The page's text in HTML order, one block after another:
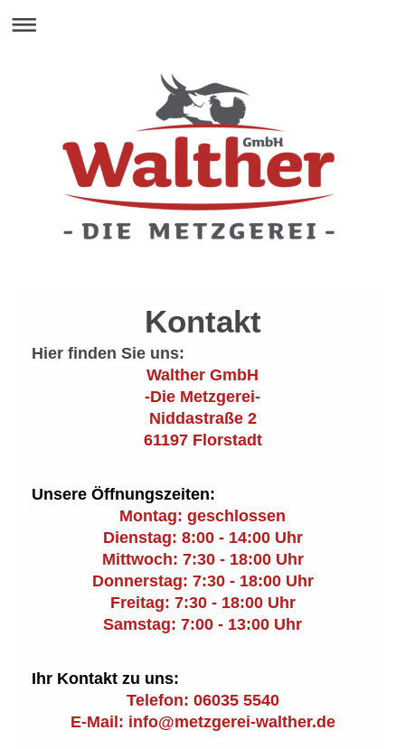
Kontakt
Hier finden Sie uns:
Walther GmbH
-Die Metzgerei-
Niddastraße 2
61197 Florstadt
Unsere Öffnungszeiten:
Montag: geschlossen
Dienstag: 8:00 - 14:00 Uhr
Mittwoch: 7:30 - 18:00 Uhr
Donnerstag: 7:30 - 18:00 Uhr
Freitag: 7:30 - 18:00 Uhr
Samstag: 7:00 - 13:00 Uhr
Ihr Kontakt zu uns:
Telefon: 06035 5540
E-Mail: info@metzgerei-walther.de